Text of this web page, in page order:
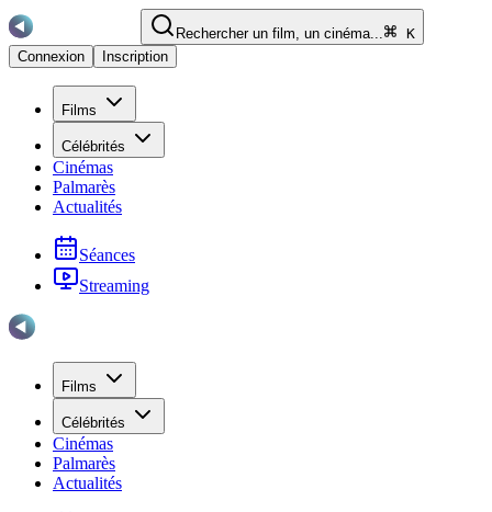
Rechercher un film, un cinéma...
K
Connexion
Inscription
Films
Célébrités
Cinémas
Palmarès
Actualités
Séances
Streaming
Films
Célébrités
Cinémas
Palmarès
Actualités